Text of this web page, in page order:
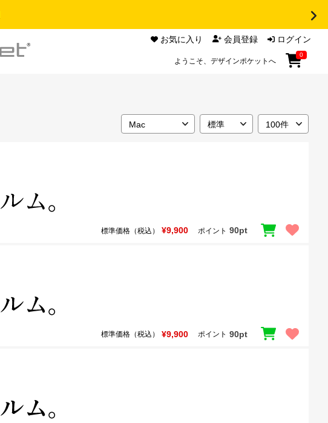
お気に入り 会員登録 ログイン
ようこそ、デザインポケットへ
0
標準価格（税込） ¥9,900 ポイント 90pt
標準価格（税込） ¥9,900 ポイント 90pt